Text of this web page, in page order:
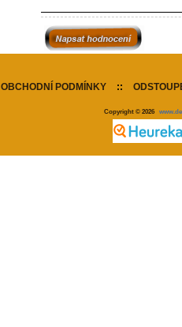
OBCHODNÍ PODMÍNKY ::
Copyright © 2026